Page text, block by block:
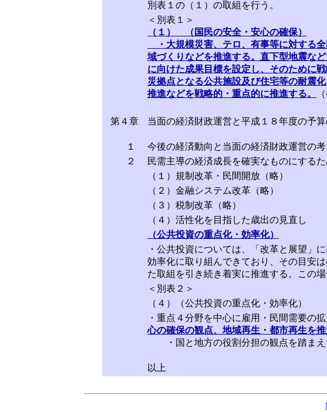
別表１の（１）の取組を行う。
＜別表１＞
（１） （国民の安全・安心の確保）
・大規模災害、テロ、有事等に対する
域づくりなどを推進する。直下型地震な
に向けた成果目標を設定し、そのために
災拠点となる公共施設及び住宅等の耐震
推進などを戦略的・重点的に推進する。
第４章 当面の経済財政運営と平成１８年度の予
１
今後の経済動向と当面の経済財政運営の考
２
民需主導の経済成長を確実なものにする
（１）規制改革・民間開放（略）
（２）金融システム改革（略）
（３）税制改革（略）
（４）活性化を目指した歳出の見直し
（公共投資の重点化・効率化）
・公共投資については、「改革と展望」
効率化に取り組んできており、その目安
た取組を引き続き着実に推進する。この場
＜別表２＞
（４）（公共投資の重点化・効率化）
・重点４分野を中心に雇用・民間需要の
心の確保の観点、地域再生・都市再生を
・国と地方の役割分担の観点を踏まえ
以上